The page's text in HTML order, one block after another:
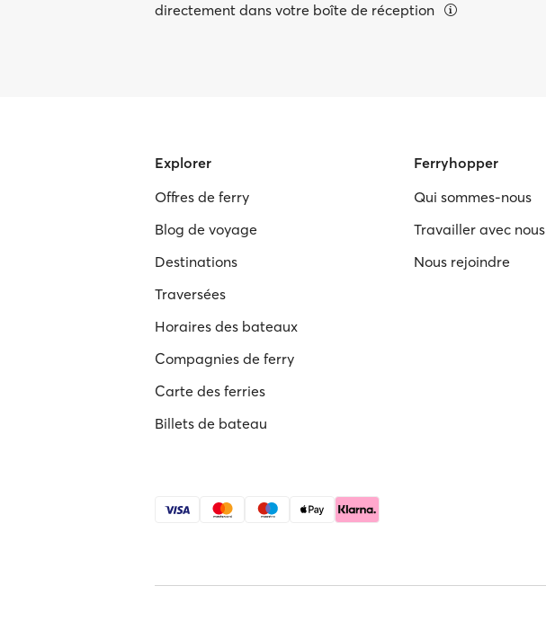
directement dans votre boîte de réception
Explorer
Offres de ferry
Blog de voyage
Destinations
Traversées
Horaires des bateaux
Compagnies de ferry
Carte des ferries
Billets de bateau
Ferryhopper
Qui sommes-nous
Travailler avec nous
Nous rejoindre